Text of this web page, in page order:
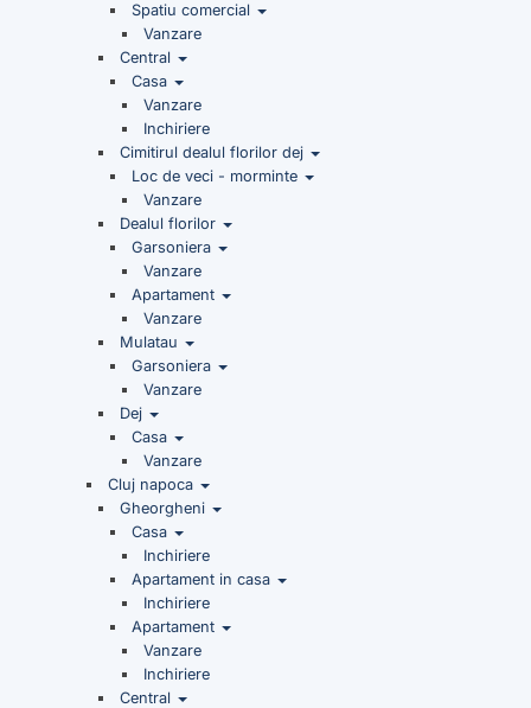
Spatiu comercial
Vanzare
Central
Casa
Vanzare
Inchiriere
Cimitirul dealul florilor dej
Loc de veci - morminte
Vanzare
Dealul florilor
Garsoniera
Vanzare
Apartament
Vanzare
Mulatau
Garsoniera
Vanzare
Dej
Casa
Vanzare
Cluj napoca
Gheorgheni
Casa
Inchiriere
Apartament in casa
Inchiriere
Apartament
Vanzare
Inchiriere
Central